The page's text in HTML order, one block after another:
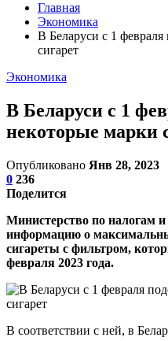
Главная
Экономика
В Беларуси с 1
сигарет
Экономика
В Беларуси с 1
некоторые марки
Опубликовано Янв 28, 2023
0 236
Поделится
Министерство по налогам
информацию о
сигареты с фильтром,
февраля 2023 года.
В соответствии с ней, в